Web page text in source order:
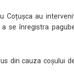
Coțușca au
se înregistra
din cauza coșului